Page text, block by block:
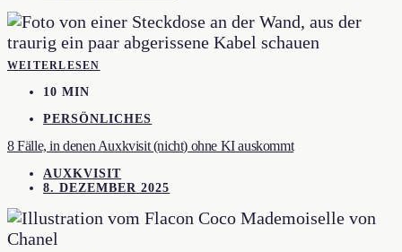
WEITERLESEN
10 MIN
PERSÖNLICHES
8 Fälle, in denen Auxkvisit (nicht) ohne KI auskommt
AUXKVISIT
8. DEZEMBER 2025